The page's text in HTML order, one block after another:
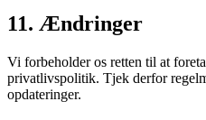
11. Ændringer
Vi forbeholder os retten til at
privatlivspolitik. Tjek derfor
opdateringer.